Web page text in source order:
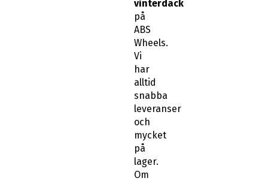
vinterdäck
på
ABS
Wheels.
Vi
har
alltid
snabba
leveranser
och
mycket
på
lager.
Om